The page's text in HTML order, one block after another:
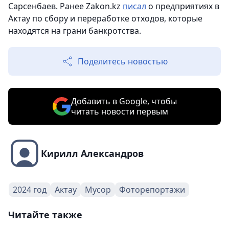
Сарсенбаев. Ранее Zakon.kz писал о предприятиях в
Актау по сбору и переработке отходов, которые
находятся на грани банкротства.
Поделитесь новостью
Добавить в Google, чтобы
читать новости первым
Кирилл Александров
2024 год Актау Мусор Фоторепортажи
Читайте также